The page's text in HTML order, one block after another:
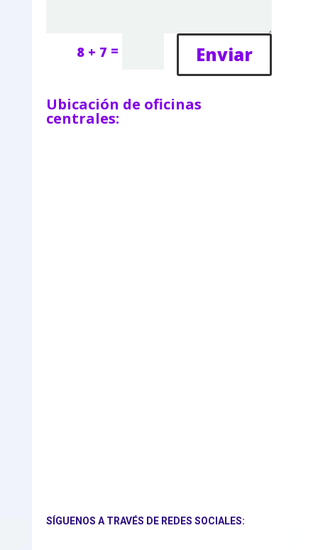
8 + 7 = Enviar
Ubicación de oficinas
centrales:
SÍGUENOS A TRAVÉS DE REDES SOCIALES: